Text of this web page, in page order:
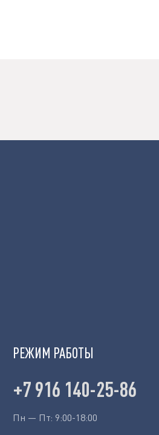
РЕЖИМ РАБОТЫ
+7 916 140-25-86
Пн — Пт: 9:00-18:00